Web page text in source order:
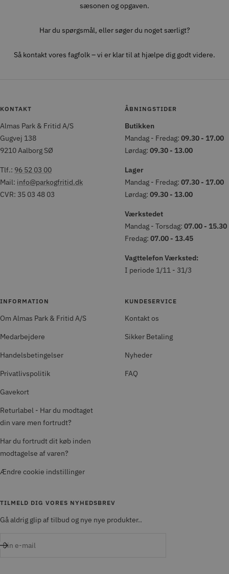
sæsonen og opgaven.
Har du spørgsmål, eller søger du noget særligt?
Så kontakt vores fagfolk – vi er klar til at hjælpe dig godt videre.
KONTAKT
Almas Park & Fritid A/S
Gugvej 138
9210 Aalborg SØ
Tlf.: 96 52 03 00
Mail: info@parkogfritid.dk
CVR: 35 03 48 03
ÅBNINGSTIDER
Butikken
Mandag - Fredag: 09.30 - 17.00
Lørdag: 09.30 - 13.00
Lager
Mandag - Fredag: 07.30 - 17.00
Lørdag: 09.30 - 13.00
Værkstedet
Mandag - Torsdag: 07.00 - 15.30
Fredag: 07.00 - 13.45
Vagttelefon Værksted:
I periode 1/11 - 31/3
INFORMATION
Om Almas Park & Fritid A/S
Medarbejdere
Handelsbetingelser
Privatlivspolitik
Gavekort
Returlabel - Har du modtaget
din vare men fortrudt?
Har du fortrudt dit køb inden
modtagelse af varen?
Ændre cookie indstillinger
KUNDESERVICE
Kontakt os
Sikker Betaling
Nyheder
FAQ
TILMELD DIG VORES NYHEDSBREV
Gå aldrig glip af tilbud og nye nye produkter..
Din e-mail